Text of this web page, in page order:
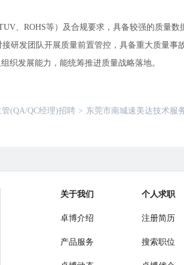
、ROHS等）及合规要求，具备较强的质量
研发团队开展质量前置管控，具备重大质量事
织发展能力，能统筹推进质量战略落地。
(QA/QC经理)招聘 > 东莞市南城速美达技术服
关于我们
卓博介绍
产品服务
个人求职
注册简历
搜索职位